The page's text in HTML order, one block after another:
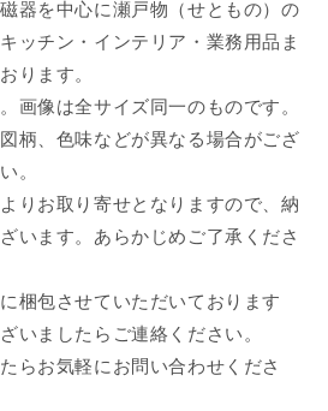
器を中心に瀬戸物（せともの）の
ッチン・インテリア・業務用品ま
ります。
画像は全サイズ同一のものです。
柄、色味などが異なる場合がござ
。
りお取り寄せとなりますので、納
います。あらかじめご了承くださ
梱包させていただいております
いましたらご連絡ください。
らお気軽にお問い合わせくださ